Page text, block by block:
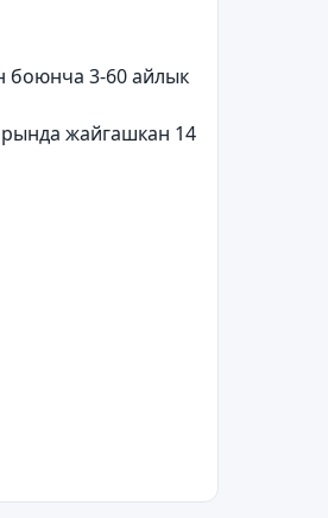
боюнча 3-60 айлык
жайгашкан 14